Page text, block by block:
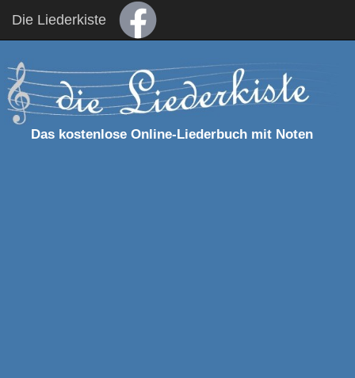
Die Liederkiste
Das kostenlose Online-Liederbuch mit Noten